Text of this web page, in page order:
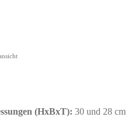
(HxBxT): 30 und 28